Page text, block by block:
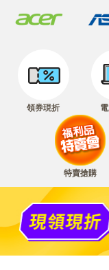
領券現折
特賣搶購